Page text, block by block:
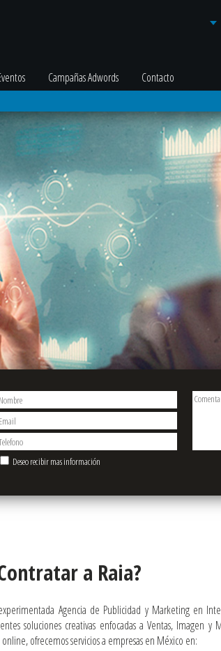
Campañas Adwords Contacto
Deseo recibir mas información
a Raia?
Agencia de Publicidad y Marketing en
soluciones creativas enfocadas a Ventas, Imagen
ofrecemos servicios a empresas en México en: